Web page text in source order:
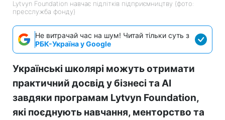
Lytvyn Foundation навчає підлітків підприємництву (фото:
пресслужба фонду)
Не витрачай час на шум! Читай тільки суть з
РБК-Україна у Google
Українські школярі можуть отримати
практичний досвід у бізнесі та AI
завдяки програмам Lytvyn Foundation,
які поєднують навчання, менторство та